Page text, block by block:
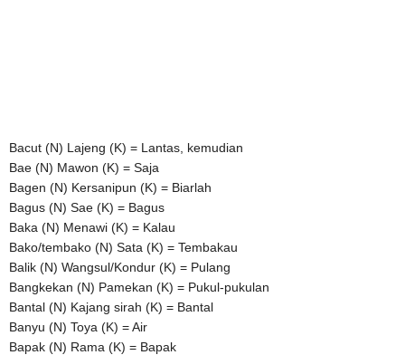
Bacut (N) Lajeng (K) = Lantas, kemudian
Bae (N) Mawon (K) = Saja
Bagen (N) Kersanipun (K) = Biarlah
Bagus (N) Sae (K) = Bagus
Baka (N) Menawi (K) = Kalau
Bako/tembako (N) Sata (K) = Tembakau
Balik (N) Wangsul/Kondur (K) = Pulang
Bangkekan (N) Pamekan (K) = Pukul-pukulan
Bantal (N) Kajang sirah (K) = Bantal
Banyu (N) Toya (K) = Air
Bapak (N) Rama (K) = Bapak